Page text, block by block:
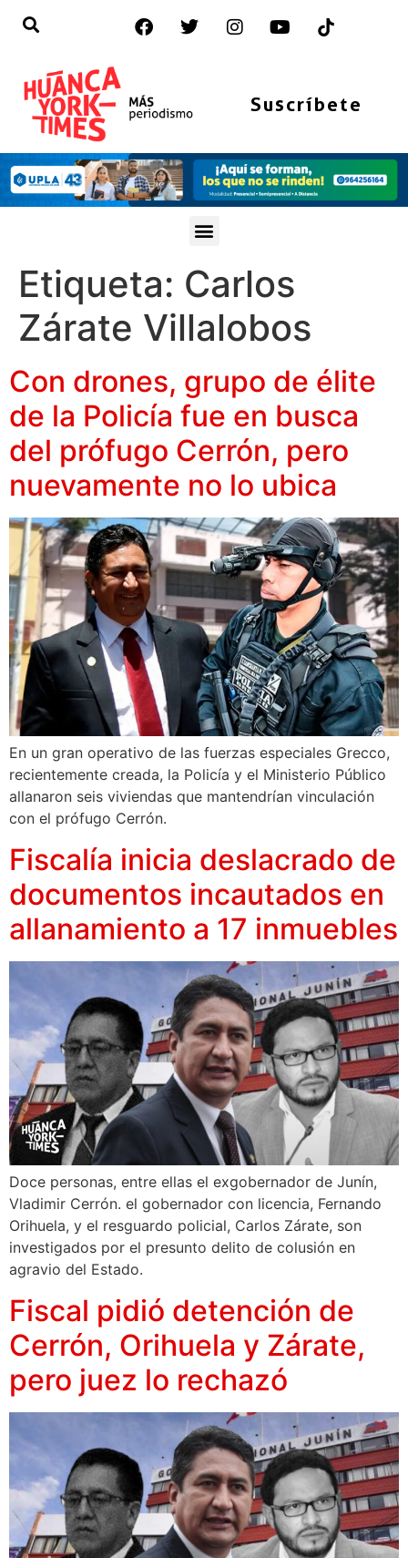
Suscríbete
Etiqueta: Carlos
Zárate Villalobos
Con drones, grupo de élite
de la Policía fue en busca
del prófugo Cerrón, pero
nuevamente no lo ubica
En un gran operativo de las fuerzas especiales Grecco,
recientemente creada, la Policía y el Ministerio Público
allanaron seis viviendas que mantendrían vinculación
con el prófugo Cerrón.
Fiscalía inicia deslacrado de
documentos incautados en
allanamiento a 17 inmuebles
Doce personas, entre ellas el exgobernador de Junín,
Vladimir Cerrón. el gobernador con licencia, Fernando
Orihuela, y el resguardo policial, Carlos Zárate, son
investigados por el presunto delito de colusión en
agravio del Estado.
Fiscal pidió detención de
Cerrón, Orihuela y Zárate,
pero juez lo rechazó